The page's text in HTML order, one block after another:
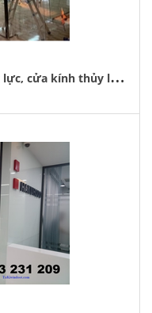
B
áo giá thi công vách kính cường lực, cửa kính thủy lực tại hà nội